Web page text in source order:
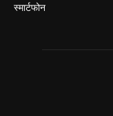
स्मार्टफोन